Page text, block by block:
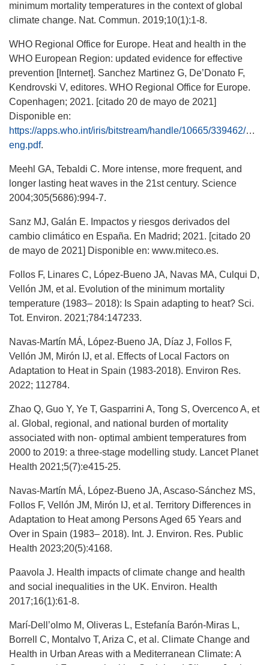
minimum mortality temperatures in the context of global
climate change. Nat. Commun. 2019;10(1):1-8.
WHO Regional Office for Europe. Heat and health in the
WHO European Region: updated evidence for effective
prevention [Internet]. Sanchez Martinez G, De’Donato F,
Kendrovski V, editores. WHO Regional Office for Europe.
Copenhagen; 2021. [citado 20 de mayo de 2021]
Disponible en:
https://apps.who.int/iris/bitstream/handle/10665/339462/
eng.pdf.
Meehl GA, Tebaldi C. More intense, more frequent, and
longer lasting heat waves in the 21st century. Science
2004;305(5686):994-7.
Sanz MJ, Galán E. Impactos y riesgos derivados del
cambio climático en España. En Madrid; 2021. [citado 20
de mayo de 2021] Disponible en: www.miteco.es.
Follos F, Linares C, López-Bueno JA, Navas MA, Culqui D,
Vellón JM, et al. Evolution of the minimum mortality
temperature (1983– 2018): Is Spain adapting to heat? Sci.
Tot. Environ. 2021;784:147233.
Navas-Martín MÁ, López-Bueno JA, Díaz J, Follos F,
Vellón JM, Mirón IJ, et al. Effects of Local Factors on
Adaptation to Heat in Spain (1983-2018). Environ Res.
2022; 112784.
Zhao Q, Guo Y, Ye T, Gasparrini A, Tong S, Overcenco A, et
al. Global, regional, and national burden of mortality
associated with non- optimal ambient temperatures from
2000 to 2019: a three-stage modelling study. Lancet Planet
Health 2021;5(7):e415-25.
Navas-Martín MÁ, López-Bueno JA, Ascaso-Sánchez MS,
Follos F, Vellón JM, Mirón IJ, et al. Territory Differences in
Adaptation to Heat among Persons Aged 65 Years and
Over in Spain (1983– 2018). Int. J. Environ. Res. Public
Health 2023;20(5):4168.
Paavola J. Health impacts of climate change and health
and social inequalities in the UK. Environ. Health
2017;16(1):61-8.
Marí-Dell’olmo M, Oliveras L, Estefanía Barón-Miras L,
Borrell C, Montalvo T, Ariza C, et al. Climate Change and
Health in Urban Areas with a Mediterranean Climate: A